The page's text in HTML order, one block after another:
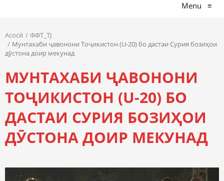
Menu ≡
Асосӣ
ФФТ_TJ
Мунтахаби ҷавонони Тоҷикистон (U-20) бо дастаи Сурия бозиҳои
дӯстона доир мекунад
МУНТАХАБИ ҶАВОНОНИ
ТОҶИКИСТОН (U-20) БО
ДАСТАИ СУРИЯ БОЗИҲОИ
ДӮСТОНА ДОИР МЕКУНАД